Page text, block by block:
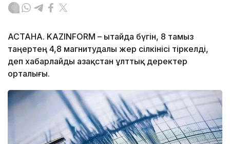
АСТАНА. KAZINFORM – Қытайда бүгін, 8 тамыз
таңертең 4,8 магнитудалы жер сілкінісі тіркелді,
деп хабарлайды Қазақстан ұлттық деректер
орталығы.